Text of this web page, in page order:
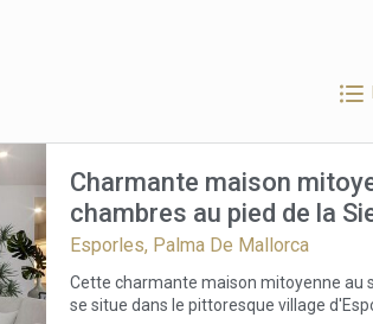
Charmante maison
chambres au pied de la
Tramuntana à Majorque
Esporles, Palma De Mallorca
Cette charmante maison mitoyenne au
se situe dans le pittoresque village